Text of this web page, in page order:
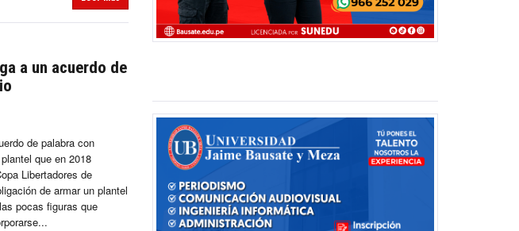
a un acuerdo de
de palabra con
que en 2018
Libertadores de
de armar un plantel
pocas figuras que